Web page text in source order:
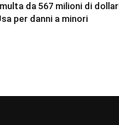
da 567 milioni di
per danni a minori